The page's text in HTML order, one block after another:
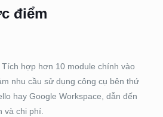
điểm
Tích hợp hơn 10 module chính vào
nhu cầu sử dụng công cụ bên thứ
hay Google Workspace, dẫn đến
và chi phí.